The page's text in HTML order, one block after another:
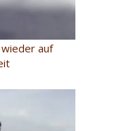
auf